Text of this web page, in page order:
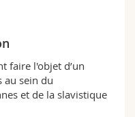
faire l'objet d’un
au sein du
et de la slavistique